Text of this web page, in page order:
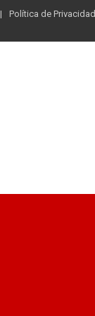
Política de Privacidad